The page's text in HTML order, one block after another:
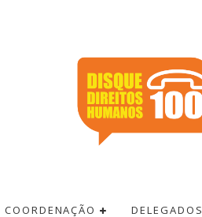
COORDENAÇÃO DELEGADOS